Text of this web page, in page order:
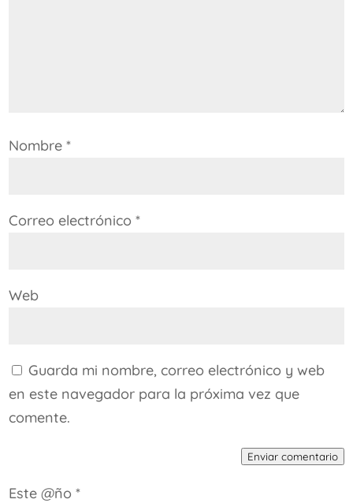
Nombre*
Correo electrónico*
Web
Guarda mi nombre, correo electrónico y web
en este navegador para la próxima vez que
comente.
Enviar comentario
Este @ño*